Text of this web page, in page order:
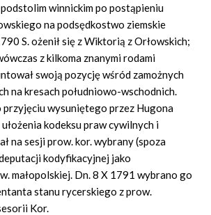
winnickim po postąpieniu
na podsędkostwo ziemskie
S. ożenił się z Wiktorią z Orłowskich;
z kilkoma znanymi rodami
swoją pozycję wśród zamożnych
na kresach południowo-wschodnich.
przyjęciu wysuniętego przez Hugona
kodeksu praw cywilnych i
na sesji prow. kor. wybrany (spoza
kodyfikacyjnej jako
małopolskiej. Dn. 8 X 1791 wybrano go
stanu rycerskiego z prow.
Kor.